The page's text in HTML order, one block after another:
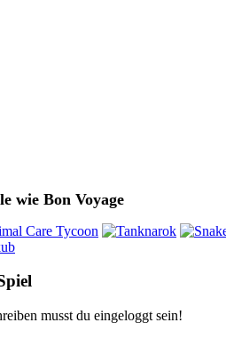
wie Bon Voyage
musst du eingeloggt sein!